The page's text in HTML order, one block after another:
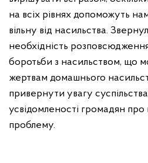
на всіх рівнях допоможуть
вільну від насильства.
необхідність
боротьби з насильством, що
жертвам домашнього
привернути увагу
усвідомленості громадян
проблему.